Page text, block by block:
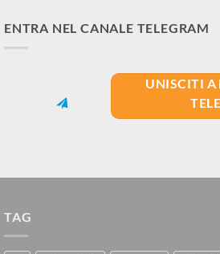
ENTRA NEL CANALE TELEGRAM
UNISCITI A
TAG